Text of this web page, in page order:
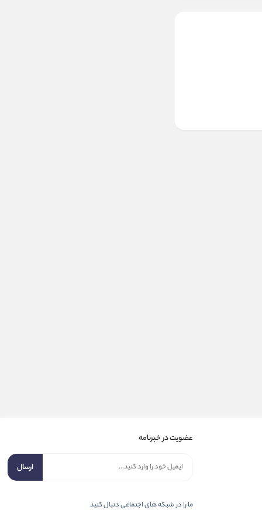
عضویت در خبرنامه
ارسال
ما را در شبكه های اجتماعی دنبال کنید